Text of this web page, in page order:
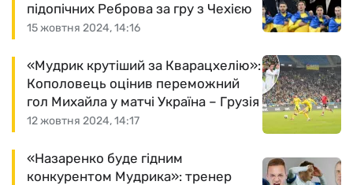
15 жовтня 2024, 14:16
підопічних Реброва за гру з Чехією
12 жовтня 2024, 14:17
«Мудрик крутіший за Кварацхелію»:
Кополовець оцінив переможний
гол Михайла у матчі Україна – Грузія
«Назаренко буде гідним
конкурентом Мудрика»: тренер